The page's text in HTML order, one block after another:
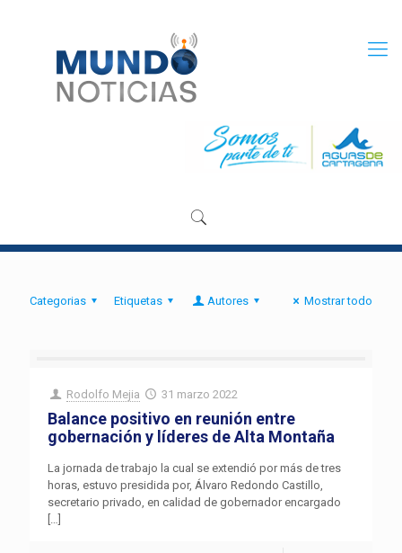
Categorias Etiquetas Autores Mostrar todo
Rodolfo Mejia 31 marzo 2022
Balance positivo en reunión entre
gobernación y líderes de Alta Montaña
La jornada de trabajo la cual se extendió por más de tres
horas, estuvo presidida por, Álvaro Redondo Castillo,
secretario privado, en calidad de gobernador encargado
[…]